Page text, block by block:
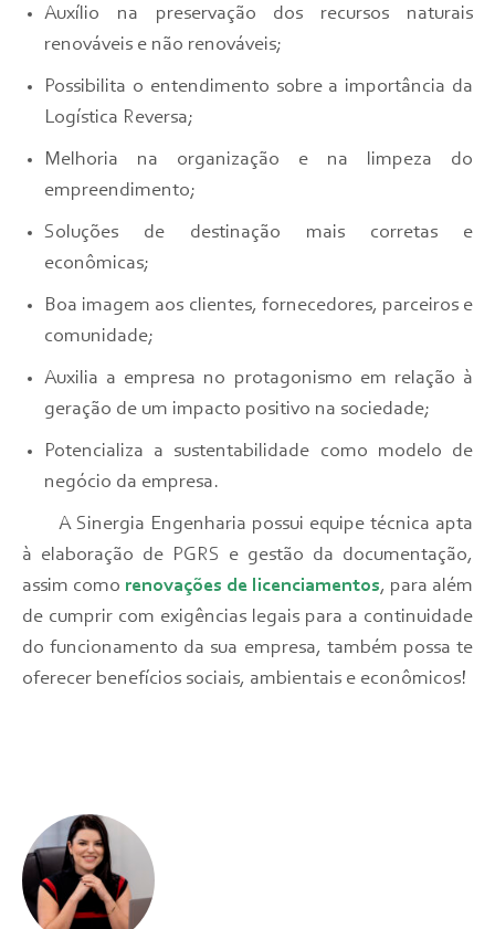
Auxílio na preservação dos recursos naturais
renováveis e não renováveis;
Possibilita o entendimento sobre a importância da
Logística Reversa;
Melhoria na organização e na limpeza do
empreendimento;
Soluções de destinação mais corretas e
econômicas;
Boa imagem aos clientes, fornecedores, parceiros e
comunidade;
Auxilia a empresa no protagonismo em relação à
geração de um impacto positivo na sociedade;
Potencializa a sustentabilidade como modelo de
negócio da empresa.
A Sinergia Engenharia possui equipe técnica apta
à elaboração de PGRS e gestão da documentação,
assim como renovações de licenciamentos, para além
de cumprir com exigências legais para a continuidade
do funcionamento da sua empresa, também possa te
oferecer benefícios sociais, ambientais e econômicos!